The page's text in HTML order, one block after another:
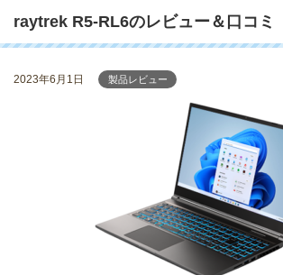
raytrek R5-RL6のレビュー＆口コミ
2023年6月1日 製品レビュー